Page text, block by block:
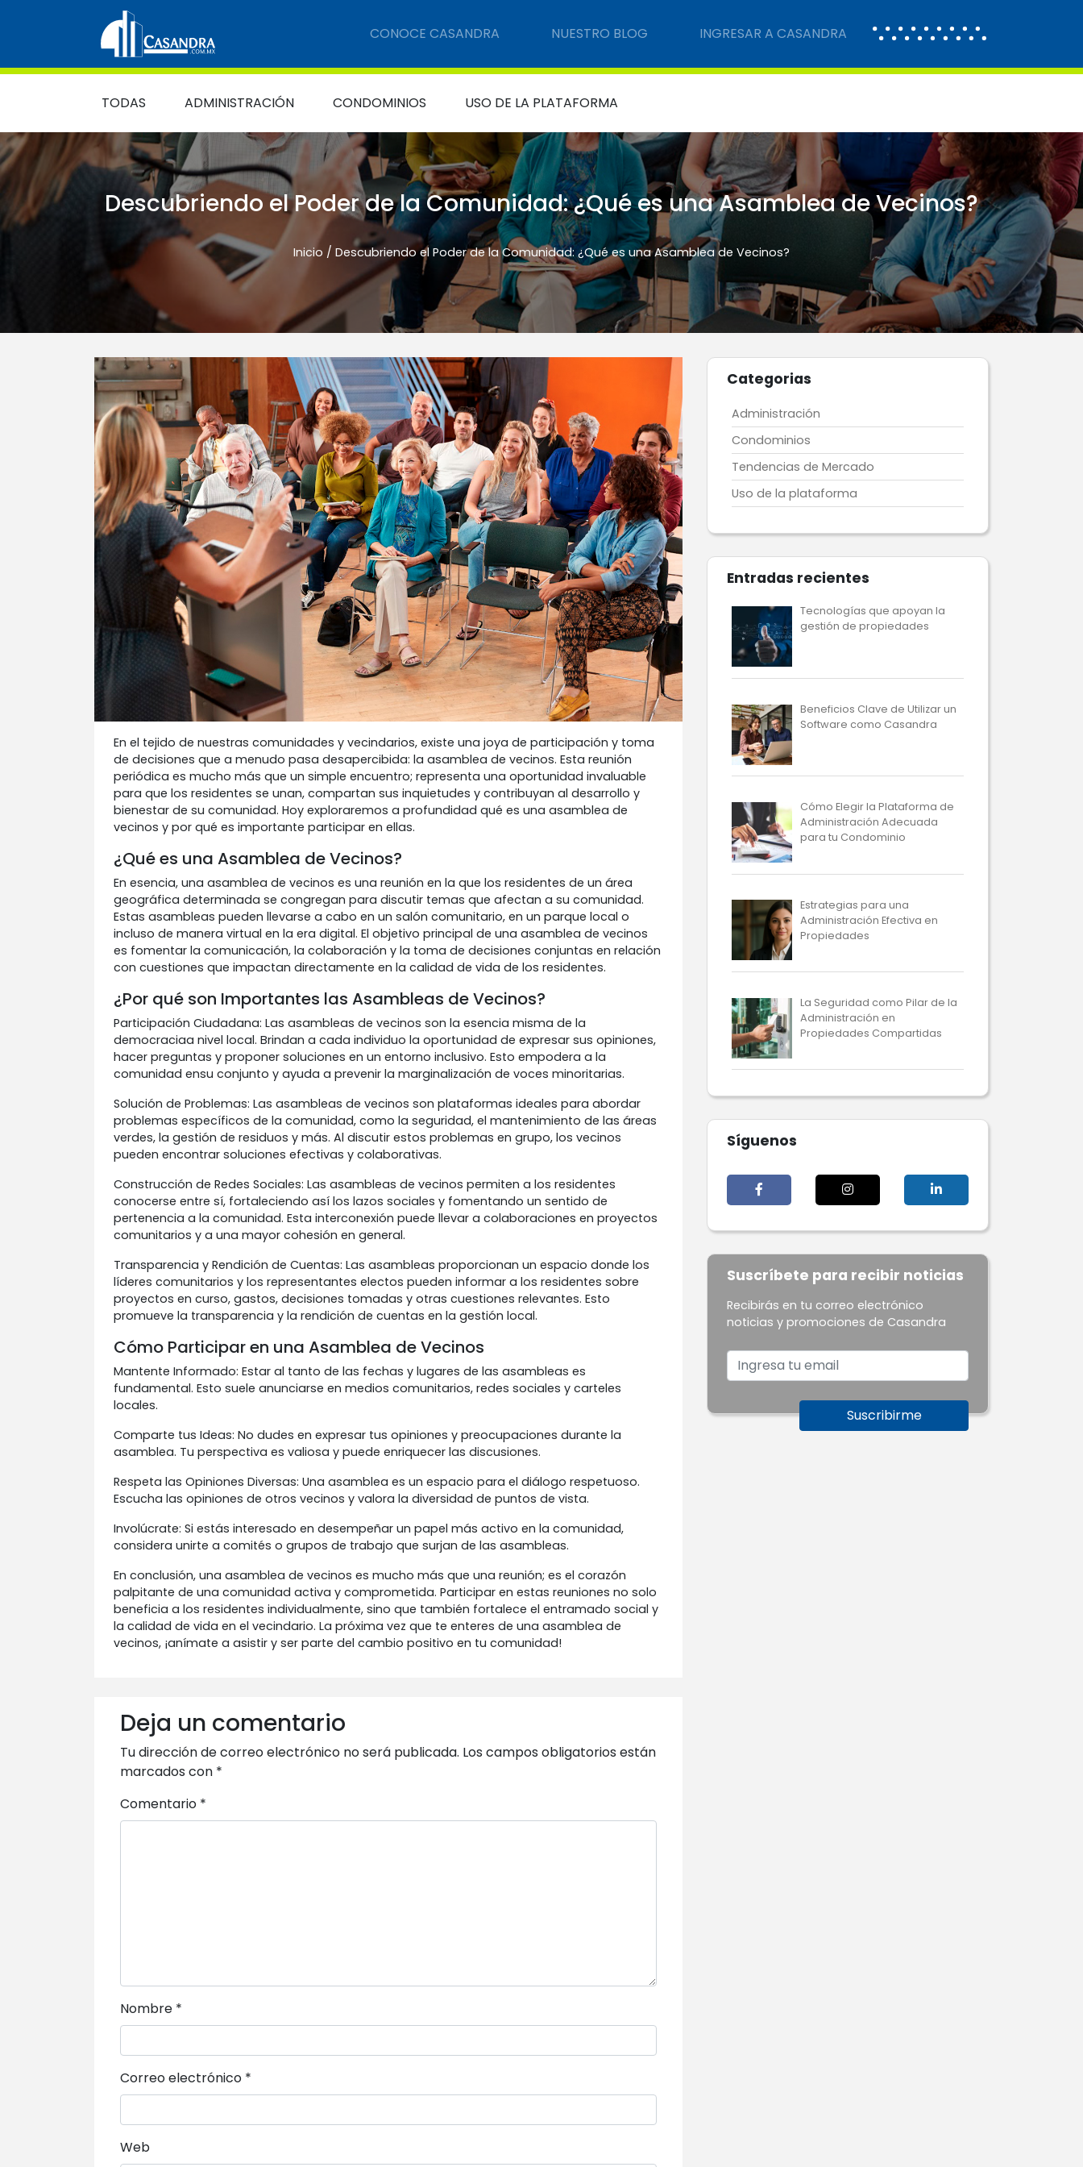
Main Navigation CONOCE CASANDRA NUESTRO BLOG INGRESAR A CASANDRA
TODAS ADMINISTRACIÓN CONDOMINIOS USO DE LA PLATAFORMA
Descubriendo el Poder de la Comunidad: ¿Qué es una Asamblea de Vecinos?
Inicio / Descubriendo el Poder de la Comunidad: ¿Qué es una Asamblea de Vecinos?
En el tejido de nuestras comunidades y vecindarios, existe una joya de participación y toma
de decisiones que a menudo pasa desapercibida: la asamblea de vecinos. Esta reunión
periódica es mucho más que un simple encuentro; representa una oportunidad invaluable
para que los residentes se unan, compartan sus inquietudes y contribuyan al desarrollo y
bienestar de su comunidad. Hoy exploraremos a profundidad qué es una asamblea de
vecinos y por qué es importante participar en ellas.
¿Qué es una Asamblea de Vecinos?
En esencia, una asamblea de vecinos es una reunión en la que los residentes de un área
geográfica determinada se congregan para discutir temas que afectan a su comunidad.
Estas asambleas pueden llevarse a cabo en un salón comunitario, en un parque local o
incluso de manera virtual en la era digital. El objetivo principal de una asamblea de vecinos
es fomentar la comunicación, la colaboración y la toma de decisiones conjuntas en relación
con cuestiones que impactan directamente en la calidad de vida de los residentes.
¿Por qué son Importantes las Asambleas de Vecinos?
Participación Ciudadana: Las asambleas de vecinos son la esencia misma de la
democraciaa nivel local. Brindan a cada individuo la oportunidad de expresar sus opiniones,
hacer preguntas y proponer soluciones en un entorno inclusivo. Esto empodera a la
comunidad ensu conjunto y ayuda a prevenir la marginalización de voces minoritarias.
Solución de Problemas: Las asambleas de vecinos son plataformas ideales para abordar
problemas específicos de la comunidad, como la seguridad, el mantenimiento de las áreas
verdes, la gestión de residuos y más. Al discutir estos problemas en grupo, los vecinos
pueden encontrar soluciones efectivas y colaborativas.
Construcción de Redes Sociales: Las asambleas de vecinos permiten a los residentes
conocerse entre sí, fortaleciendo así los lazos sociales y fomentando un sentido de
pertenencia a la comunidad. Esta interconexión puede llevar a colaboraciones en proyectos
comunitarios y a una mayor cohesión en general.
Transparencia y Rendición de Cuentas: Las asambleas proporcionan un espacio donde los
líderes comunitarios y los representantes electos pueden informar a los residentes sobre
proyectos en curso, gastos, decisiones tomadas y otras cuestiones relevantes. Esto
promueve la transparencia y la rendición de cuentas en la gestión local.
Cómo Participar en una Asamblea de Vecinos
Mantente Informado: Estar al tanto de las fechas y lugares de las asambleas es
fundamental. Esto suele anunciarse en medios comunitarios, redes sociales y carteles
locales.
Comparte tus Ideas: No dudes en expresar tus opiniones y preocupaciones durante la
asamblea. Tu perspectiva es valiosa y puede enriquecer las discusiones.
Respeta las Opiniones Diversas: Una asamblea es un espacio para el diálogo respetuoso.
Escucha las opiniones de otros vecinos y valora la diversidad de puntos de vista.
Involúcrate: Si estás interesado en desempeñar un papel más activo en la comunidad,
considera unirte a comités o grupos de trabajo que surjan de las asambleas.
En conclusión, una asamblea de vecinos es mucho más que una reunión; es el corazón
palpitante de una comunidad activa y comprometida. Participar en estas reuniones no solo
beneficia a los residentes individualmente, sino que también fortalece el entramado social y
la calidad de vida en el vecindario. La próxima vez que te enteres de una asamblea de
vecinos, ¡anímate a asistir y ser parte del cambio positivo en tu comunidad!
Deja un comentario
Tu dirección de correo electrónico no será publicada. Los campos obligatorios están
marcados con *
Comentario *
Nombre *
Correo electrónico *
Web
Categorias
Administración
Condominios
Tendencias de Mercado
Uso de la plataforma
Entradas recientes
Tecnologías que apoyan la
gestión de propiedades
Beneficios Clave de Utilizar un
Software como Casandra
Cómo Elegir la Plataforma de
Administración Adecuada
para tu Condominio
Estrategias para una
Administración Efectiva en
Propiedades
La Seguridad como Pilar de la
Administración en
Propiedades Compartidas
Síguenos
Suscríbete para recibir noticias
Recibirás en tu correo electrónico
noticias y promociones de Casandra